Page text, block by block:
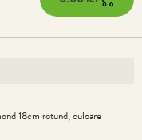
18cm rotund, culoare